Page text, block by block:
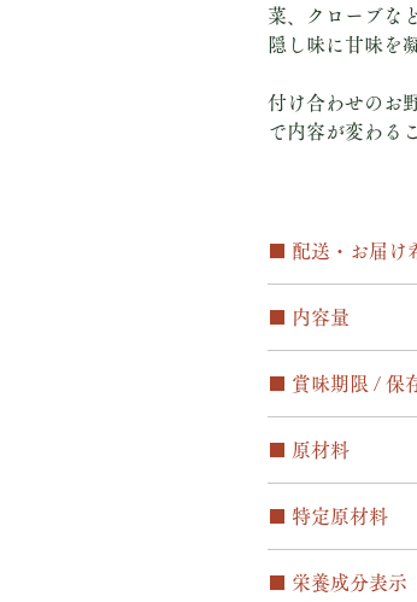
菜、クローブな
隠し味に甘味を
付け合わせのお
で内容が変わる
■ 配送・お届け
・ご指定のない場
・年末年始 12月26
なります。ご了承
○配送料
・全国一律：1,500
・沖縄本島：2,000円
○お届け希望日につ
・配送指定日は【6
ご希望の日付をシ
■ 内容量
■ 賞味期限 / 保
解凍前の冷凍保存
解凍後2日
○保存方法
要冷凍 ※賞味期限
■ 原材料
ッシュルーム、ペ
ー、タイム、小麦
ンソメ、塩、黒コシ
■ 特定原材料
■ 栄養成分表示